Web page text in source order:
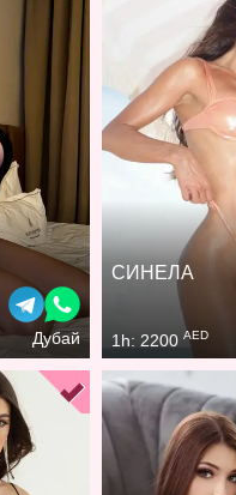
Дубай
СИНЕЛА
1h: 2200AED